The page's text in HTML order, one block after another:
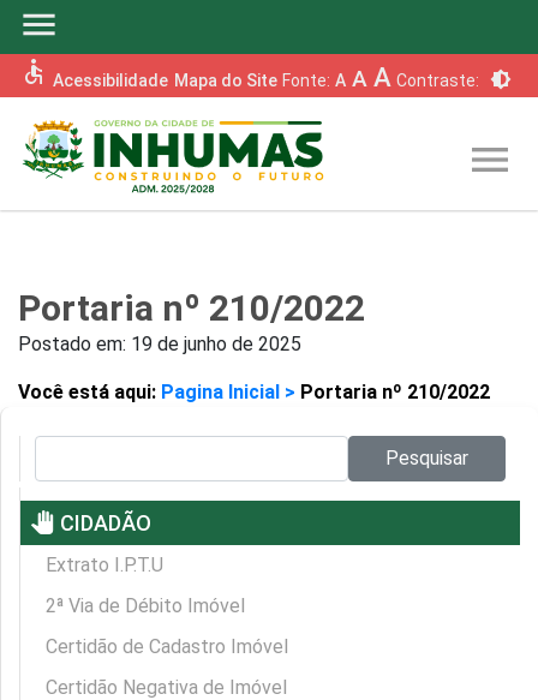
menu
accessible Acessibilidade Mapa do Site Fonte: A A A Contraste: brightness_6
menu
Portaria nº 210/2022
Postado em: 19 de junho de 2025
Você está aqui: Pagina Inicial > Portaria nº 210/2022
Pesquisar
pan_tool CIDADÃO
Extrato I.P.T.U
2ª Via de Débito Imóvel
Certidão de Cadastro Imóvel
Certidão Negativa de Imóvel